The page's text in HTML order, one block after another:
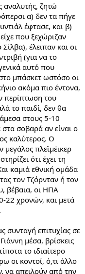
αναλυτής, ζητώ
α) δεν τα πήγε
έφτασε, και β)
που ξεχώριζαν
έλειπαν και οι
(για να το
αυτό που
μπάσκετ ωστόσο οι
ακόμα πιο έντονα,
περίπτωση του
το παιδί, δεν θα
στους 5-10
σοβαρά αν είναι ο
καλύτερος. Ο
πλεϊμέικερ
ότι έχει τη
καμιά εθνική ομάδα
τον Τζόρνταν ή τον
βέβαια, οι ΗΠΑ
22 χρονών, και μετά
συνταγή επιτυχίας σε
μέσα, βρίσκεις
το ιδιαίτερο
οι κοντοί, ό,τι άλλο
να απειλούν από την